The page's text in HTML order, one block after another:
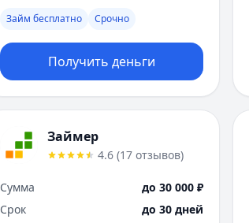
Займ бесплатно Срочно
Получить деньги
Займер
4.6 (17 отзывов)
Сумма
до 30 000 ₽
Срок
до 30 дней